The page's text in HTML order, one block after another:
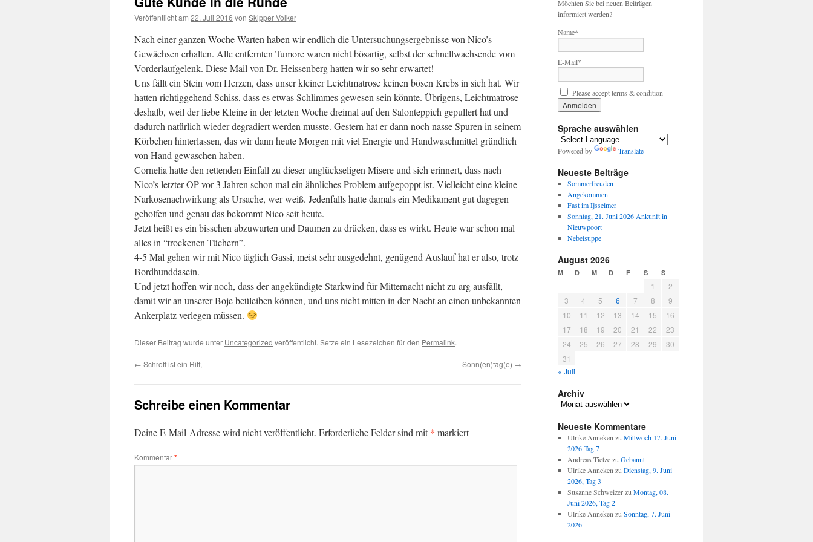
Veröffentlicht am 22. Juli 2016 von Skipper Volker
Nach einer ganzen Woche Warten haben wir endlich die Untersuchungsergebnisse von Nico’s
Gewächsen erhalten. Alle entfernten Tumore waren nicht bösartig, selbst der schnellwachsende vom
Vorderlaufgelenk. Diese Mail von Dr. Heissenberg hatten wir so sehr erwartet!
Uns fällt ein Stein vom Herzen, dass unser kleiner Leichtmatrose keinen bösen Krebs in sich hat. Wir
hatten richtiggehend Schiss, dass es etwas Schlimmes gewesen sein könnte. Übrigens, Leichtmatrose
deshalb, weil der liebe Kleine in der letzten Woche dreimal auf den Salonteppich gepullert hat und
dadurch natürlich wieder degradiert werden musste. Gestern hat er dann noch nasse Spuren in seinem
Körbchen hinterlassen, das wir dann heute Morgen mit viel Energie und Handwaschmittel gründlich
von Hand gewaschen haben.
Cornelia hatte den rettenden Einfall zu dieser unglückseligen Misere und sich erinnert, dass nach
Nico’s letzter OP vor 3 Jahren schon mal ein ähnliches Problem aufgepoppt ist. Vielleicht eine kleine
Narkosenachwirkung als Ursache, wer weiß. Jedenfalls hatte damals ein Medikament gut dagegen
geholfen und genau das bekommt Nico seit heute.
Jetzt heißt es ein bisschen abzuwarten und Daumen zu drücken, dass es wirkt. Heute war schon mal
alles in “trockenen Tüchern”.
4-5 Mal gehen wir mit Nico täglich Gassi, meist sehr ausgedehnt, genügend Auslauf hat er also, trotz
Bordhunddasein.
Und jetzt hoffen wir noch, dass der angekündigte Starkwind für Mitternacht nicht zu arg ausfällt,
damit wir an unserer Boje beüleiben können, und uns nicht mitten in der Nacht an einen unbekannten
Ankerplatz verlegen müssen.
Dieser Beitrag wurde unter Uncategorized veröffentlicht. Setze ein Lesezeichen für den Permalink.
← Schroff ist ein Riff, Sonn(en)tag(e) →
Schreibe einen Kommentar
Deine E-Mail-Adresse wird nicht veröffentlicht. Erforderliche Felder sind mit* markiert
Kommentar*
Möchten Sie bei neuen Beiträgen
informiert werden?
Name*
E-Mail*
Please accept terms & condition
Sprache auswählen
Powered by Translate
Neueste Beiträge
Sommerfreuden
Angekommen
Fast im Ijsselmer
Sonntag, 21. Juni 2026 Ankunft in
Nieuwpoort
Nebelsuppe
August 2026
M D M D F S S
1
2
3
4 5 6 7 8
9
10
11 12 13 14 15
16
17
18 19 20 21 22
23
24
25 26 27 28 29
30
31
« Juli
Archiv
Archiv
Neueste Kommentare
Ulrike AnnekenzuMittwoch 17. Juni
2026 Tag 7
Andreas TietzezuGebannt
Ulrike AnnekenzuDienstag, 9. Juni
2026, Tag 3
Susanne SchweizerzuMontag, 08.
Juni 2026, Tag 2
Ulrike AnnekenzuSonntag, 7. Juni
2026